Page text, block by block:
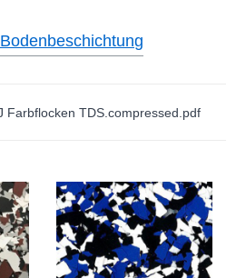
Farbflocken TDS.compressed.pdf